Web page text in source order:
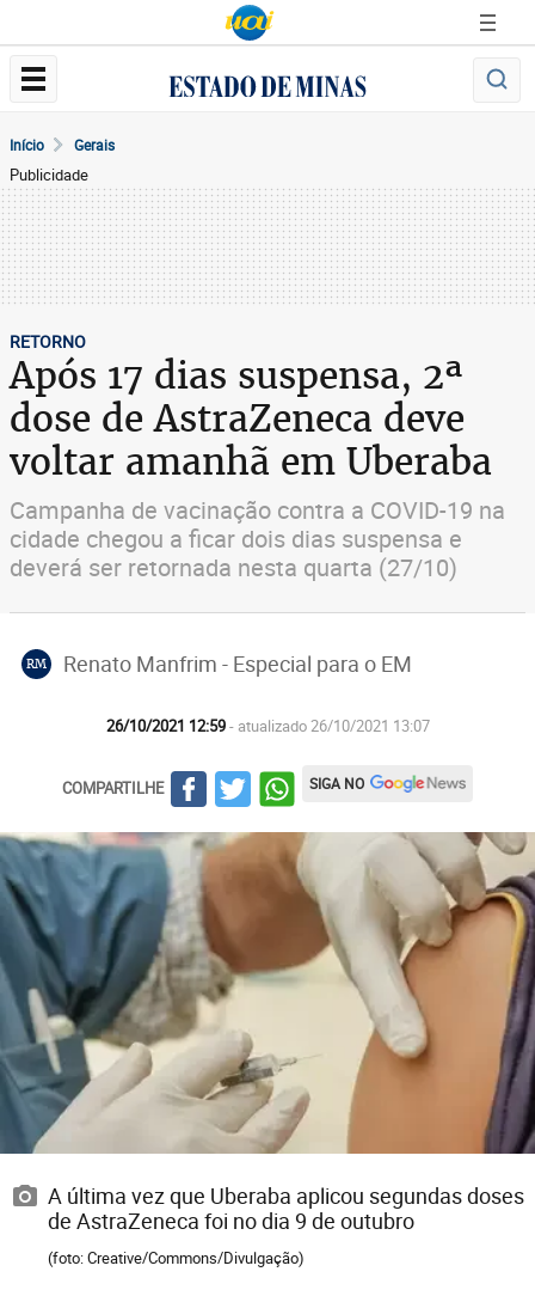
Início Gerais
Publicidade
RETORNO
Após 17 dias suspensa, 2ª
dose de AstraZeneca deve
voltar amanhã em Uberaba
Campanha de vacinação contra a COVID-19 na
cidade chegou a ficar dois dias suspensa e
deverá ser retornada nesta quarta (27/10)
RM Renato Manfrim - Especial para o EM
26/10/2021 12:59- atualizado 26/10/2021 13:07
COMPARTILHE SIGA NO
A última vez que Uberaba aplicou segundas doses
de AstraZeneca foi no dia 9 de outubro
(foto: Creative/Commons/Divulgação)